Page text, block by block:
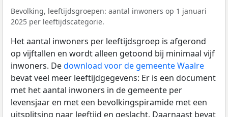
Bevolking, leeftijdsgroepen: aantal inwoners op 1 januari
2025 per leeftijdscategorie.
Het aantal inwoners per leeftijdsgroep is afgerond
op vijftallen en wordt alleen getoond bij minimaal vijf
inwoners. Dedownload voor de gemeente Waalre
bevat veel meer leeftijdgegevens: Er is een document
met het aantal inwoners in de gemeente per
levensjaar en met een bevolkingspiramide met een
uitsplitsing naar leeftijd en geslacht. Daarnaast bevat